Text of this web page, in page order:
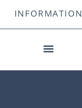
INFORMATION